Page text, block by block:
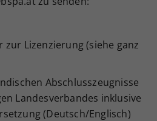
Lizenzierung (siehe ganz
Abschlusszeugnisse
Landesverbandes inklusive
(Deutsch/Englisch)